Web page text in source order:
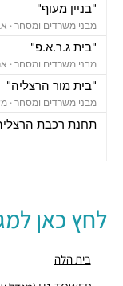
"בניין מעוף"
מבני משרדים ומסחר ·
"בית ג.ר.א.פ"
מבני משרדים ומסחר ·
"בית מור הרצליה"
מבני משרדים ומסחר ·
תחנת רכבת
חניונים ·5R65+MG הרצליה
חניונים ·גלגלי הפלדה 11, הרצליה
לחץ כאן
בית הלה